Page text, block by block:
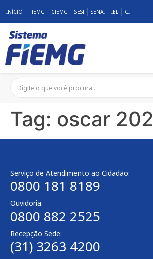
INÍCIO FIEMG CIEMG SESI SENAI IEL CIT
Tag: oscar
Serviço de Atendimento ao Cidadão:
0800 181 8189
Ouvidoria:
0800 882 2525​
Recepção Sede:
(31) 3263 4200